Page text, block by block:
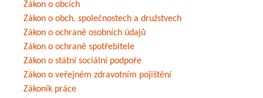
Zákon o obcích
Zákon o obch. společnostech a družstvech
Zákon o ochraně osobních údajů
Zákon o ochraně spotřebitele
Zákon o státní sociální podpoře
Zákon o veřejném zdravotním pojištění
Zákoník práce